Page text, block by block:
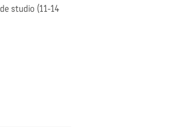
studio (11-14